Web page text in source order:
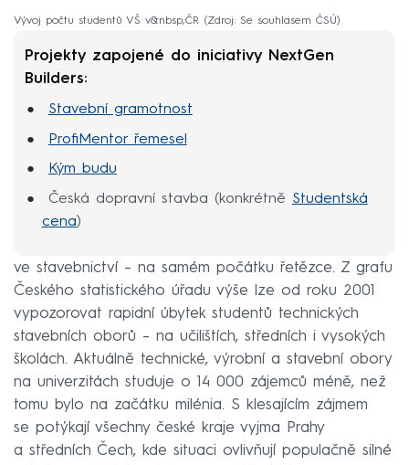
Vývoj počtu studentů VŠ v&nbsp;ČR Zdroj: Se souhlasem ČSÚ
Projekty zapojené do iniciativy NextGen
Builders:
Stavební gramotnost
ProfiMentor řemesel
Kým budu
Česká dopravní stavba (konkrétně Studentská
cena)
A kde tedy hledat chybu? Jak uvádí Svaz podnikatelů
ve stavebnictví – na samém počátku řetězce. Z grafu
Českého statistického úřadu výše lze od roku 2001
vypozorovat rapidní úbytek studentů technických
stavebních oborů – na učilištích, středních i vysokých
školách. Aktuálně technické, výrobní a stavební obory
na univerzitách studuje o 14 000 zájemců méně, než
tomu bylo na začátku milénia. S klesajícím zájmem
se potýkají všechny české kraje vyjma Prahy
a středních Čech, kde situaci ovlivňují populačně silné